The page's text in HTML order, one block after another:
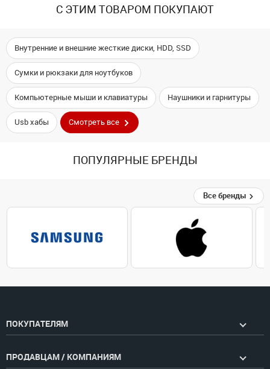
С ЭТИМ ТОВАРОМ ПОКУПАЮТ
Внутренние и внешние жесткие диски, HDD, SSD
Сумки и рюкзаки для ноутбуков
Компьютерные мыши и клавиатуры Наушники и гарнитуры
Usb хабы Смотреть все
ПОПУЛЯРНЫЕ БРЕНДЫ
Все бренды
ПОКУПАТЕЛЯМ
ПРОДАВЦАМ / КОМПАНИЯМ